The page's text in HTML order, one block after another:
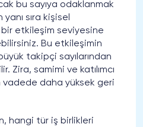
bu sayıya odaklanmak
sıra kişisel
etkileşim seviyesine
Bu etkileşimin
takipçi sayılarından
Zira, samimi ve katılımcı
daha yüksek geri
hangi tür iş birlikleri